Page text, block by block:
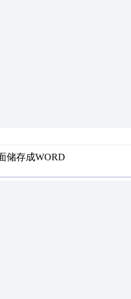
储存成WORD